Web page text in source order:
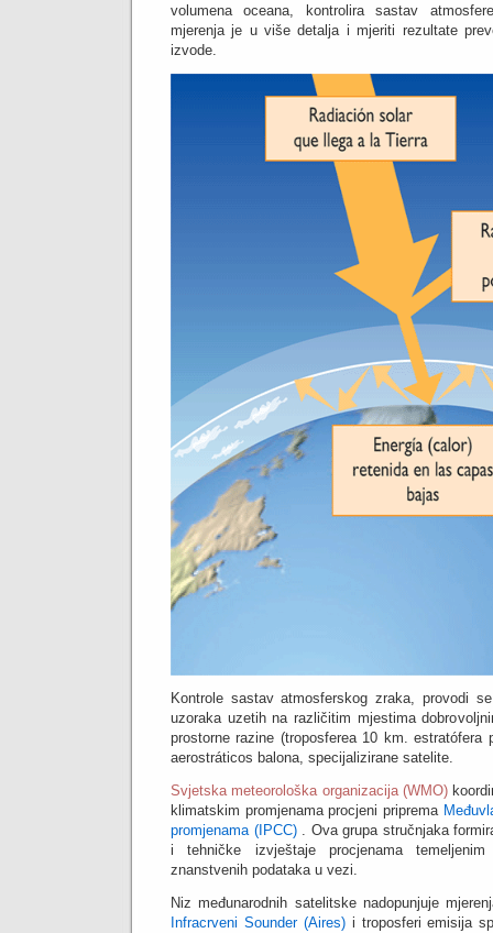
volumena oceana, kontrolira sastav
mjerenja je u više detalja i mjeriti rezultate
izvode.
Kontrole sastav atmosferskog zraka, provodi
uzoraka uzetih na različitim mjestima
prostorne razine (troposferea 10 km.
aerostráticos balona, ​​specijalizirane satelite.
Svjetska meteorološka organizacija (WMO)
klimatskim promjenama procjeni priprema
promjenama (IPCC). Ova grupa stručnjaka
i tehničke izvještaje procjenama
znanstvenih podataka u vezi.
Niz međunarodnih satelitske nadopunjuje
Infracrveni Sounder (Aires)i troposferi emisija